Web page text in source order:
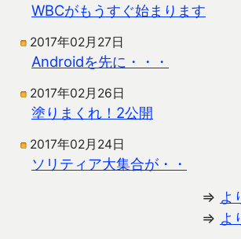
WBCがもうすぐ始まります
2017年02月27日
Androidを先に・・・
2017年02月26日
塗りまくれ！2公開
2017年02月24日
ソリティア大集合が・・
⇒ よ
⇒ よ